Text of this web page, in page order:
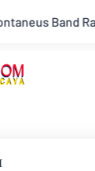
Jurnalis